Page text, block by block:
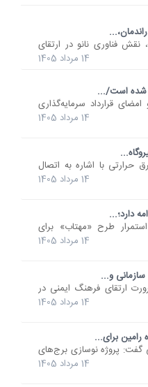
فناوری نانو در ارتقای
14 مرداد 1405
شده است/...
امضای قرارداد سرمایه‌گذاری
14 مرداد 1405
حرارتی با اشاره به اتصال
14 مرداد 1405
دارد؛...
طرح «مهتاب» برای
14 مرداد 1405
و...
ارتقای فرهنگ ایمنی در
14 مرداد 1405
گفت: پروژه نوسازی برج‌های
14 مرداد 1405